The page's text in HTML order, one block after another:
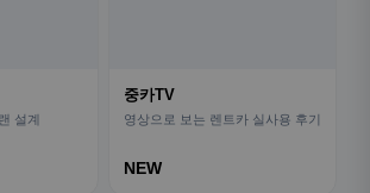
설계
중카TV
영상으로 보는 렌트카 실사용 후기
NEW